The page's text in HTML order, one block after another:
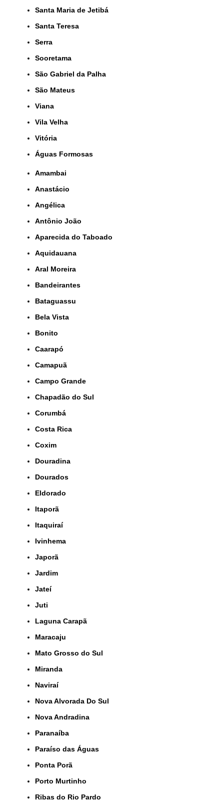
Santa Maria de Jetibá
Santa Teresa
Serra
Sooretama
São Gabriel da Palha
São Mateus
Viana
Vila Velha
Vitória
Águas Formosas
Amambai
Anastácio
Angélica
Antônio João
Aparecida do Taboado
Aquidauana
Aral Moreira
Bandeirantes
Bataguassu
Bela Vista
Bonito
Caarapó
Camapuã
Campo Grande
Chapadão do Sul
Corumbá
Costa Rica
Coxim
Douradina
Dourados
Eldorado
Itaporã
Itaquiraí
Ivinhema
Japorã
Jardim
Jateí
Juti
Laguna Carapã
Maracaju
Mato Grosso do Sul
Miranda
Naviraí
Nova Alvorada Do Sul
Nova Andradina
Paranaíba
Paraíso das Águas
Ponta Porã
Porto Murtinho
Ribas do Rio Pardo